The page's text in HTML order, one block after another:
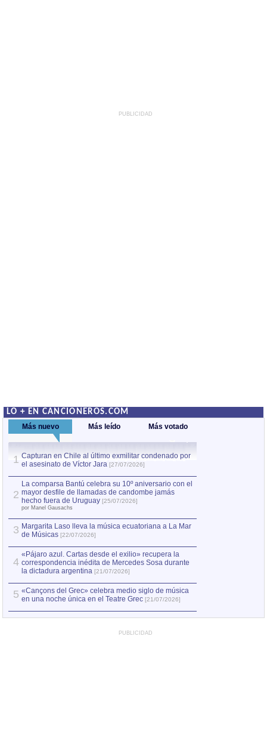
PUBLICIDAD
LO + EN CANCIONEROS.COM
Más nuevo Más leído Más votado
1 Capturan en Chile al último exmilitar condenado por
el asesinato de Víctor Jara [27/07/2026]
2
La comparsa Bantú celebra su 10º aniversario con el
mayor desfile de llamadas de candombe jamás
hecho fuera de Uruguay [25/07/2026]
por Manel Gausachs
3 Margarita Laso lleva la música ecuatoriana a La Mar
de Músicas [22/07/2026]
4
«Pájaro azul. Cartas desde el exilio» recupera la
correspondencia inédita de Mercedes Sosa durante
la dictadura argentina [21/07/2026]
5 «Cançons del Grec» celebra medio siglo de música
en una noche única en el Teatre Grec [21/07/2026]
PUBLICIDAD